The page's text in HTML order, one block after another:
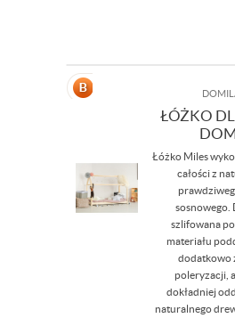
ŁÓŻKO
Łóżko Miles
całości z
sosnowego.
szlifowana
materiału
dodatkowo
poleryzacji,
dokładniej
naturalnego